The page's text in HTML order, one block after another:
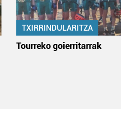
TXIRRINDULARITZA
Tourreko goierritarrak